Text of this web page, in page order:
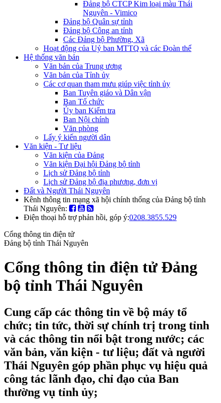
Đảng bộ CTCP Kim loại màu Thái
Nguyên - Vimico
Đảng bộ Quân sự tỉnh
Đảng bộ Công an tỉnh
Các Đảng bộ Phường, Xã
Hoạt động của Uỷ ban MTTQ và các Đoàn thể
Hệ thống văn bản
Văn bản của Trung ương
Văn bản của Tỉnh ủy
Các cơ quan tham mưu giúp việc tỉnh ủy
Ban Tuyên giáo và Dân vận
Ban Tổ chức
Ủy ban Kiểm tra
Ban Nội chính
Văn phòng
Lấy ý kiến người dân
Văn kiện - Tư liệu
Văn kiện của Đảng
Văn kiện Đại hội Đảng bộ tỉnh
Lịch sử Đảng bộ tỉnh
Lịch sử Đảng bộ địa phương, đơn vị
Đất và Người Thái Nguyên
Kênh thông tin mạng xã hội chính thống của Đảng bộ tỉnh
Thái Nguyên:
Điện thoại hỗ trợ phản hồi, góp ý:0208.3855.529
Cổng thông tin điện tử
Đảng bộ tỉnh Thái Nguyên
Cổng thông tin điện tử Đảng
bộ tỉnh Thái Nguyên
Cung cấp các thông tin về bộ máy tổ
chức; tin tức, thời sự chính trị trong tỉnh
và các thông tin nổi bật trong nước; các
văn bản, văn kiện - tư liệu; đất và người
Thái Nguyên góp phần phục vụ hiệu quả
công tác lãnh đạo, chỉ đạo của Ban
thường vụ tỉnh ủy;